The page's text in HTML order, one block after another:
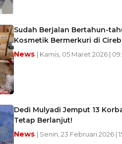
Sudah Berjalan Bertahun-
Kosmetik Bermerkuri di
News | Kamis, 05 Maret 2026 |
Dedi Mulyadi Jemput 13
Tetap Berlanjut!
News | Senin, 23 Februari 2026 |